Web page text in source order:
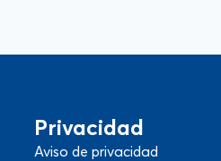
Privacidad
Aviso de privacidad